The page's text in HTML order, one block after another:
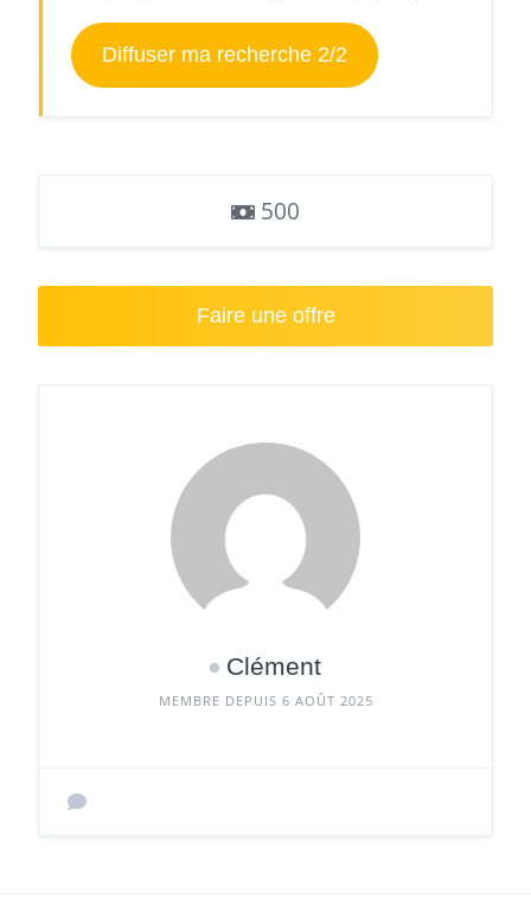
Diffuser ma recherche 2/2
500
Faire une offre
Clément
MEMBRE DEPUIS 6 AOÛT 2025